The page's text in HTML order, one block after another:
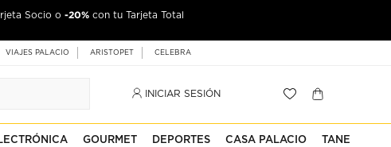
Socio o -20% con tu Tarjeta Total
VIAJES PALACIO ARISTOPET CELEBRA
INICIAR SESIÓN
GOURMET DEPORTES CASA PALACIO TANE